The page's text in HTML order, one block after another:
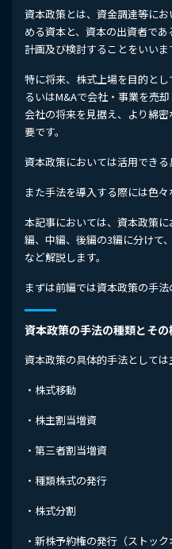
資本政策とは、資金調達等に
める資本と、資本の出資者であ
計画及び検討することをいいま
特に将来、株式上場を目的と
るいはM&Aで会社・事業を売
会社の将来を見据え、より綿
要です。
資本政策においては活用できる
また手法を導入する際には色々
本記事においては、資本政策
編、中編、後編の3編に分けて
など解説します。
まずは前編では資本政策の手法
資本政策の手法の種類とその
資本政策の具体的手法としては
・株式移動
・株主割当増資
・第三者割当増資
・種類株式の発行
・株式分割
・新株予約権の発行（ストック